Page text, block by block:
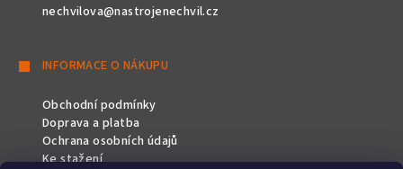
nechvilova@nastrojenechvil.cz
INFORMACE O NÁKUPU
Obchodní podmínky
Doprava a platba
Ochrana osobních údajů
Ke stažení